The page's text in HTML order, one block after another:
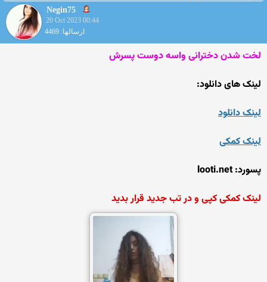
Negin75
20 Oct 2023 00:44
ارسالها: 4469
لخت شدن دخترانی واسه دوست پسرش
لینک های دانلود:
لینک دانلود
لینک کمکی
پسورد: looti.net
لینک کمکی کپی و در تب جدید قرار بدید